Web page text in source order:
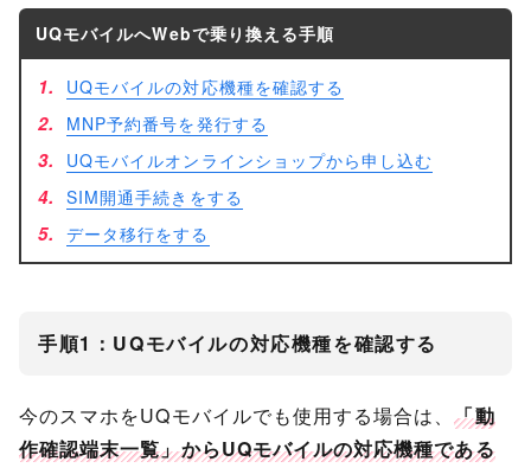
UQモバイルへWebで乗り換える手順
UQモバイルの対応機種を確認する
MNP予約番号を発行する
UQモバイルオンラインショップから申し込む
SIM開通手続きをする
データ移行をする
手順1：UQモバイルの対応機種を確認する
今のスマホをUQモバイルでも使用する場合は、「動
作確認端末一覧」からUQモバイルの対応機種である